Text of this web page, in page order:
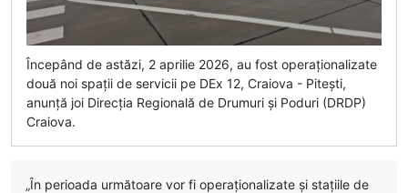
Începând de astăzi, 2 aprilie 2026, au fost operaționalizate
două noi spații de servicii pe DEx 12, Craiova - Pitești,
anunță joi Direcția Regională de Drumuri și Poduri (DRDP)
Craiova.
„În perioada următoare vor fi operaționalizate și stațiile de